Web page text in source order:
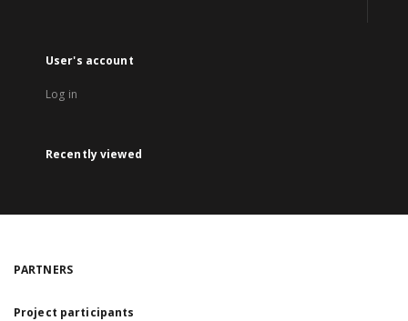
User's account
Log in
Recently viewed
PARTNERS
Project participants